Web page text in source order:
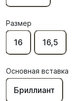
Размер
16 16,5
Основная вставка
Бриллиант